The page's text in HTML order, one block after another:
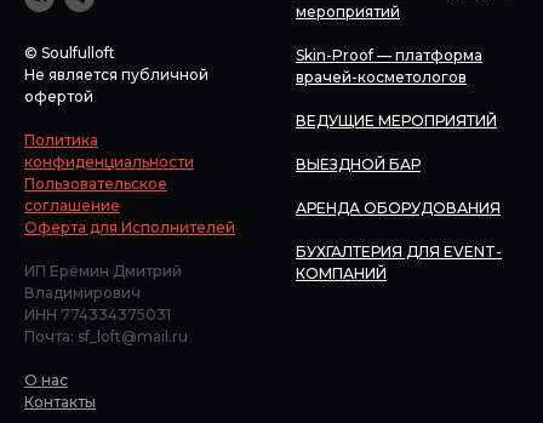
© Soulfulloft
Не является публичной
офертой
Политика
конфиденциальности
Пользовательское
соглашение
Оферта для Исполнителей
ИП Ерёмин Дмитрий
Владимирович
ИНН 774334375031
Почта: sf_loft@mail.ru
О нас
Контакты
мероприятий
Skin-Proof — платформа
врачей-косметологов
ВЕДУЩИЕ МЕРОПРИЯТИЙ
ВЫЕЗДНОЙ БАР
АРЕНДА ОБОРУДОВАНИЯ
БУХГАЛТЕРИЯ ДЛЯ EVENT-
КОМПАНИЙ